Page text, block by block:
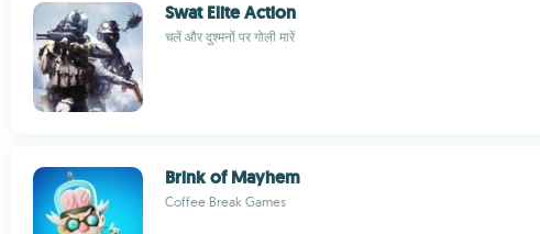
Swat Elite Action
चलें और दुश्मनों पर गोली मारें
Brink of Mayhem
Coffee Break Games